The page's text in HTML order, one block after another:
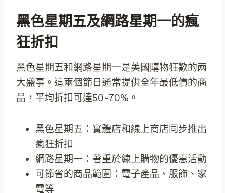
黑色星期五及網路星期一的瘋
狂折扣
黑色星期五和網路星期一是美國購物狂歡的兩
大盛事。這兩個節日通常提供全年最低價的商
品，平均折扣可達50-70%。
黑色星期五：實體店和線上商店同步推出
瘋狂折扣
網路星期一：著重於線上購物的優惠活動
可節省的商品範圍：電子產品、服飾、家
電等